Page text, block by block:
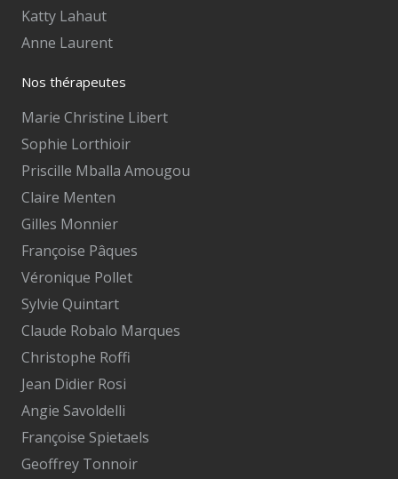
Katty Lahaut
Anne Laurent
Nos thérapeutes
Marie Christine Libert
Sophie Lorthioir
Priscille Mballa Amougou
Claire Menten
Gilles Monnier
Françoise Pâques
Véronique Pollet
Sylvie Quintart
Claude Robalo Marques
Christophe Roffi
Jean Didier Rosi
Angie Savoldelli
Françoise Spietaels
Geoffrey Tonnoir